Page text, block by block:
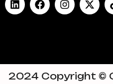
2024 Copyright ©